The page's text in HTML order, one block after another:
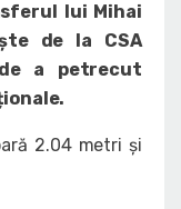
lui Mihai
de la CSA
a petrecut
2.04 metri și